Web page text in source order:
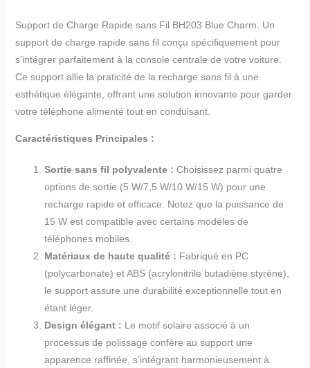
Support de Charge Rapide sans Fil BH203 Blue Charm. Un
support de charge rapide sans fil conçu spécifiquement pour
s’intégrer parfaitement à la console centrale de votre voiture.
Ce support allie la praticité de la recharge sans fil à une
esthétique élégante, offrant une solution innovante pour garder
votre téléphone alimenté tout en conduisant.
Caractéristiques Principales :
Sortie sans fil polyvalente : Choisissez parmi quatre
options de sortie (5 W/7,5 W/10 W/15 W) pour une
recharge rapide et efficace. Notez que la puissance de
15 W est compatible avec certains modèles de
téléphones mobiles.
Matériaux de haute qualité : Fabriqué en PC
(polycarbonate) et ABS (acrylonitrile butadiène styrène),
le support assure une durabilité exceptionnelle tout en
étant léger.
Design élégant : Le motif solaire associé à un
processus de polissage confère au support une
apparence raffinée, s’intégrant harmonieusement à